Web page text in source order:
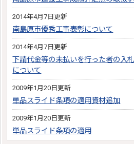
2014年4月7日更新
南島原市優秀工事表彰について
2014年4月7日更新
下請代金等の未払いを行った者の入
について
2009年1月20日更新
単品スライド条項の適用資材追加
2009年1月20日更新
単品スライド条項の適用